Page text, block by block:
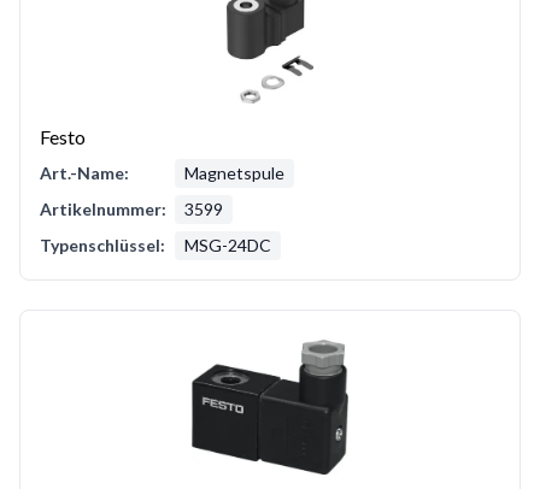
Festo
Art.-Name:
Magnetspule
Artikelnummer:
3599
Typenschlüssel:
MSG-24DC